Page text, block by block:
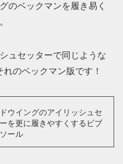
のベックマンを履き易く
ュセッターで同じような
のベックマン版です！
ウイングのアイリッシュセ
を更に履きやすくするビブ
ール